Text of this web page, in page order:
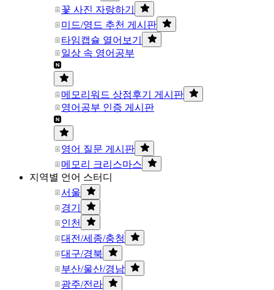
꽃 사진 자랑하기
미드/영드 추천 게시판
타임캡슐 열어보기
일상 속 영어공부
메모리워드 상점후기 게시판
영어공부 인증 게시판
영어 질문 게시판
메모리 크리스마스
지역별 언어 스터디
서울
경기
인천
대전/세종/충청
대구/경북
부산/울산/경남
광주/전라